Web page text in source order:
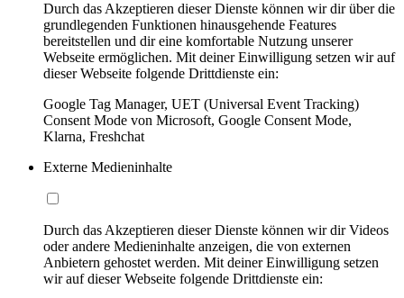
Durch das Akzeptieren dieser Dienste können wir dir über die
grundlegenden Funktionen hinausgehende Features
bereitstellen und dir eine komfortable Nutzung unserer
Webseite ermöglichen. Mit deiner Einwilligung setzen wir auf
dieser Webseite folgende Drittdienste ein:
Google Tag Manager, UET (Universal Event Tracking)
Consent Mode von Microsoft, Google Consent Mode,
Klarna, Freshchat
Externe Medieninhalte
Durch das Akzeptieren dieser Dienste können wir dir Videos
oder andere Medieninhalte anzeigen, die von externen
Anbietern gehostet werden. Mit deiner Einwilligung setzen
wir auf dieser Webseite folgende Drittdienste ein: